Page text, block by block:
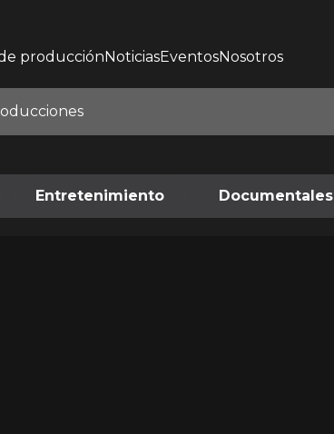
producción NoticiasEventosNosotros
Entretenimiento Documentales